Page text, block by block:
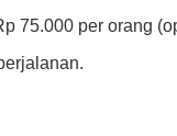
75.000 per orang